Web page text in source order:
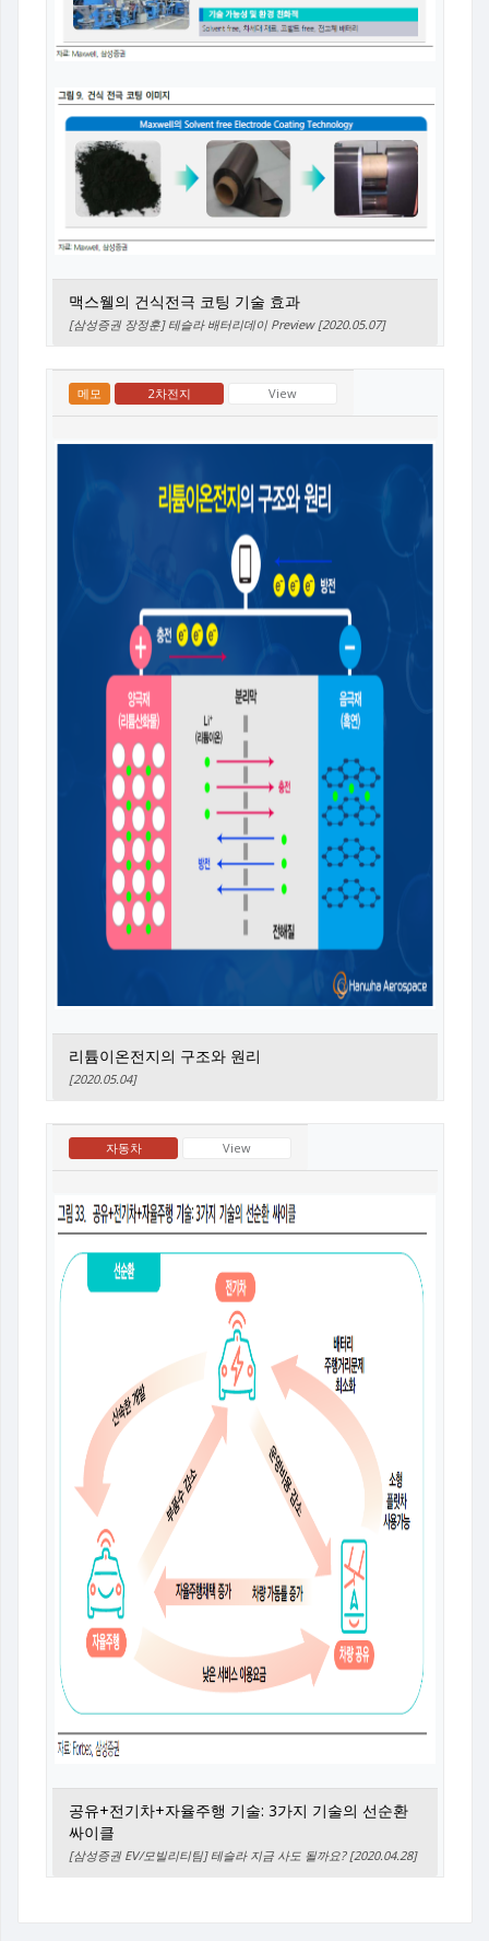
맥스웰의 건식전극 코팅 기술 효과
[삼성증권 장정훈] 테슬라 배터리데이 Preview [2020.05.07]
메모 2차전지 View
리튬이온전지의 구조와 원리
[2020.05.04]
자동차 View
공유+전기차+자율주행 기술: 3가지 기술의 선순환
싸이클
[삼성증권 EV/모빌리티팀] 테슬라 지금 사도 될까요? [2020.04.28]